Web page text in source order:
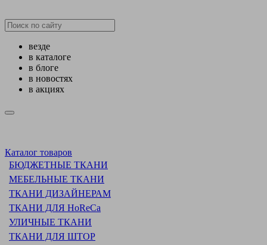
везде
в каталоге
в блоге
в новостях
в акциях
Каталог товаров
БЮДЖЕТНЫЕ ТКАНИ
МЕБЕЛЬНЫЕ ТКАНИ
ТКАНИ ДИЗАЙНЕРАМ
ТКАНИ ДЛЯ HoReCa
УЛИЧНЫЕ ТКАНИ
ТКАНИ ДЛЯ ШТОР